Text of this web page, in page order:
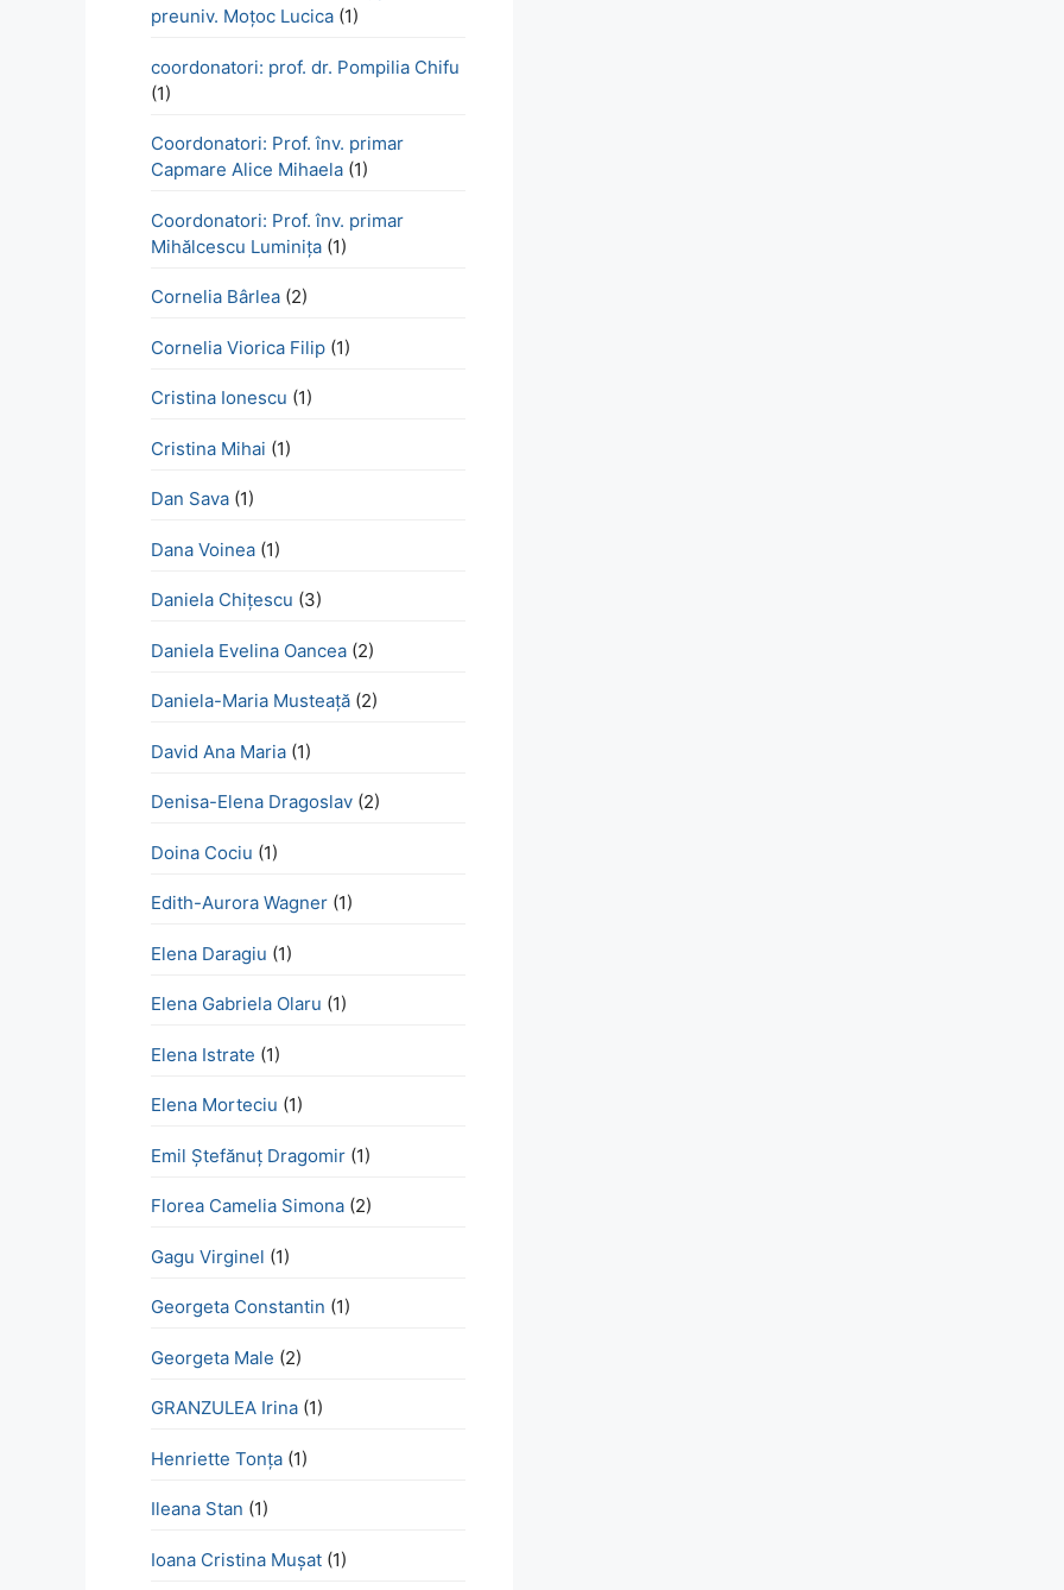
preuniv. Moțoc Lucica (1)
coordonatori: prof. dr. Pompilia Chifu
(1)
Coordonatori: Prof. înv. primar
Capmare Alice Mihaela (1)
Coordonatori: Prof. înv. primar
Mihălcescu Luminița (1)
Cornelia Bârlea (2)
Cornelia Viorica Filip (1)
Cristina Ionescu (1)
Cristina Mihai (1)
Dan Sava (1)
Dana Voinea (1)
Daniela Chițescu (3)
Daniela Evelina Oancea (2)
Daniela-Maria Musteață (2)
David Ana Maria (1)
Denisa-Elena Dragoslav (2)
Doina Cociu (1)
Edith-Aurora Wagner (1)
Elena Daragiu (1)
Elena Gabriela Olaru (1)
Elena Istrate (1)
Elena Morteciu (1)
Emil Ștefănuț Dragomir (1)
Florea Camelia Simona (2)
Gagu Virginel (1)
Georgeta Constantin (1)
Georgeta Male (2)
GRANZULEA Irina (1)
Henriette Tonţa (1)
Ileana Stan (1)
Ioana Cristina Mușat (1)